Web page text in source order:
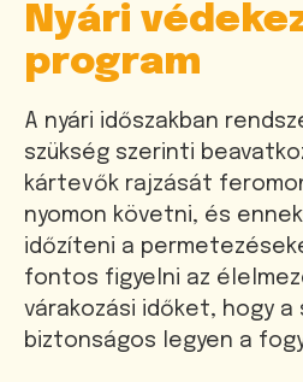
Nyári
program
A nyári időszakban
szükség szerinti
kártevők rajzását
nyomon követni, és
időzíteni a
fontos figyelni az
várakozási időket, hogy
biztonságos legyen a